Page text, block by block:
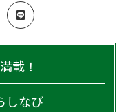
載！
しなび